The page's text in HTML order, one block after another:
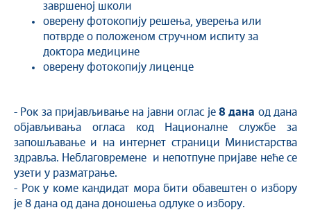
завршеноj школи
оверену фотокопију решења, уверења или
потврде о положеном стручном испиту за
доктора медицине
оверену фотокопију лиценце
- Рок за пријављивање на јавни оглас је 8 дана од дана
објављивања огласа код Националне службе за
запошљавање и на интернет страници Министарства
здравља. Неблаговремене и непотпуне пријаве неће се
узети у разматрање.
- Рок у коме кандидат мора бити обавештен о избору
је 8 дана од дана доношења одлуке о избору.